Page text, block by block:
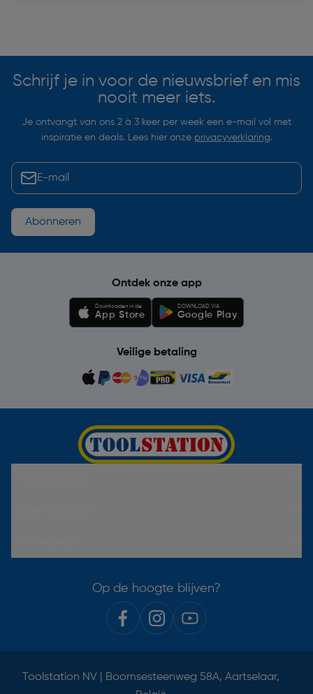
Schrijf je in voor de nieuwsbrief en mis
nooit meer iets.
Je ontvangt van ons 2 à 3 keer per week een e-mail vol met
inspiratie en deals. Lees hier onze privacyverklaring.
Abonneren
Ontdek onze app
Downloaden in de
App Store
DOWNLOAD VIA
Google Play
Veilige betaling
Op de hoogte blijven?
Toolstation NV | Boomsesteenweg 58A, Aartselaar,